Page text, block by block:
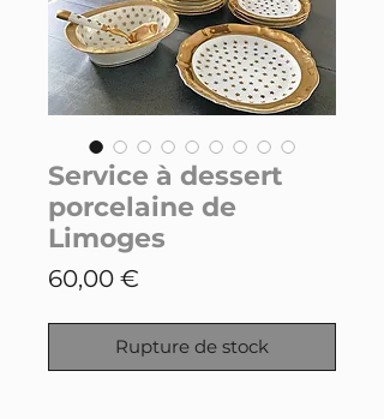
Service à dessert
porcelaine de
Limoges
60,00 €
Rupture de stock